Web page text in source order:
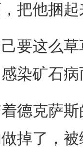
把他捆
这么草
染矿石
克萨斯
掉了，